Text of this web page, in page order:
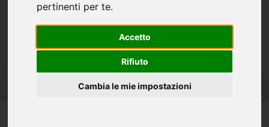
pertinenti per te.
Accetto
Rifiuto
Cambia le mie impostazioni